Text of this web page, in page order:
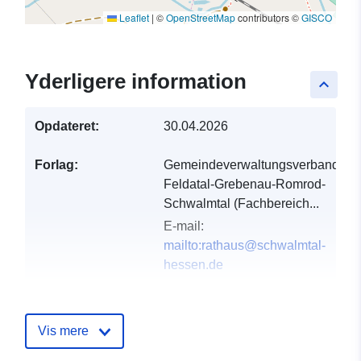
Leaflet | ©OpenStreetMapcontributors ©GISCO
keyboard_arrow_up
Yderligere information
Opdateret: 30.04.2026
Forlag:
Gemeindeverwaltungsverband
Feldatal-Grebenau-Romrod-
Schwalmtal (Fachbereich...
E-mail:
mailto:rathaus@schwalmtal-
hessen.de
kataloger:
Vis mere